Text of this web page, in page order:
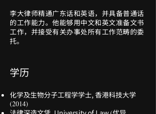
李大律师精通广东话和英语，并具备普通话
的工作能力。他能够用中文和英文准备文书
工作，并接受有关办事处所有工作范畴的委
托。
学历
化学及生物分子工程学学士, 香港科技大学
(2014)